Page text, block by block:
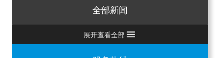
全部新闻
展开查看全部